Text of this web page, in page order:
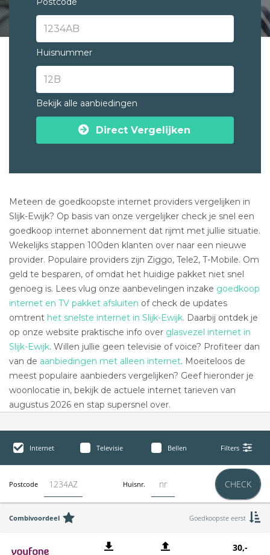
Huisnummer
Bekijk alle aanbiedingen
Direct Vergelijken
Meteen de goedkoopste internet providers vergelijken in
Slijk-Ewijk? Op basis van onze vergelijker check je snel een
goedkoop internet abonnement dat rijmt met jullie situatie.
Wekelijks stappen 100den klanten over naar een nieuwe
provider. Populaire providers zijn Ziggo, Tele2, T-Mobile. Om
geld te besparen, of omdat het huidige pakket niet snel
genoeg is. Lees vlug onze aanbevelingen inzake goedkoop
internet en TV pakket afsluiten of check de updates
omtrent het snelste internet in Slijk-Ewijk. Daarbij ontdek je
op onze website praktische info over glasvezel internet in
Slijk-Ewijk. Willen jullie geen televisie of voice? Profiteer dan
van de aanbiedingen met alleen internet. Moeiteloos de
meest populaire aanbieders vergelijken? Geef hieronder je
woonlocatie in, bekijk de actuele internet tarieven van
augustus 2026 en stap supersnel over.
Internet Televisie Bellen Filters
Postcode Huisnr. CHECK
Combivoordeel Goedkoopste eerst
30,-